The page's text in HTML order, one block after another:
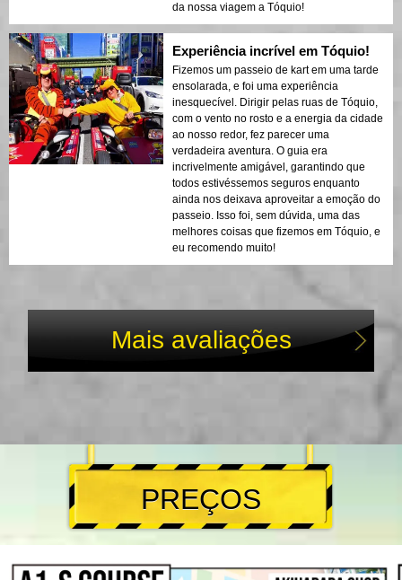
da nossa viagem a Tóquio!
Experiência incrível em Tóquio!
Fizemos um passeio de kart em uma tarde
ensolarada, e foi uma experiência
inesquecível. Dirigir pelas ruas de Tóquio,
com o vento no rosto e a energia da cidade
ao nosso redor, fez parecer uma
verdadeira aventura. O guia era
incrivelmente amigável, garantindo que
todos estivéssemos seguros enquanto
ainda nos deixava aproveitar a emoção do
passeio. Isso foi, sem dúvida, uma das
melhores coisas que fizemos em Tóquio, e
eu recomendo muito!
Mais avaliações
PREÇOS